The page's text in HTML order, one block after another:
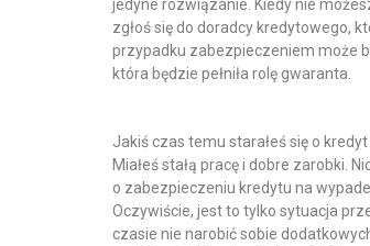
jedyne rozwiązanie. Kiedy nie
zgłoś się do doradcy kredytowego,
przypadku zabezpieczeniem może
która będzie pełniła rolę gwaranta.
Jakiś czas temu starałeś się o
Miałeś stałą pracę i dobre zarobki.
o zabezpieczeniu kredytu na
Oczywiście, jest to tylko sytuacja
czasie nie narobić sobie